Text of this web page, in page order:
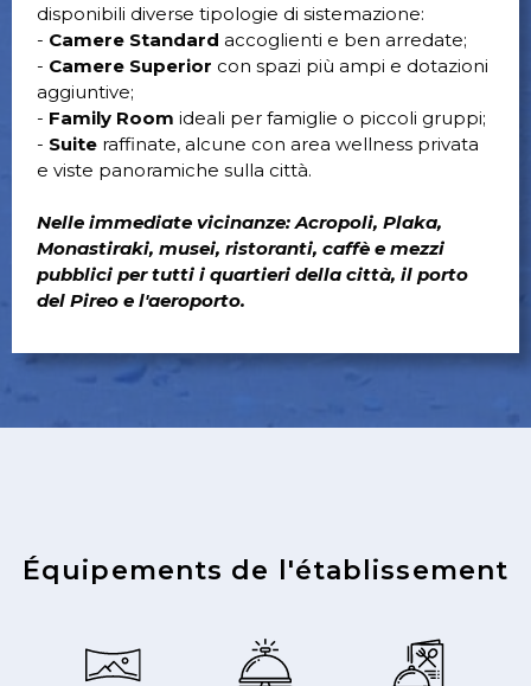
disponibili diverse tipologie di sistemazione:
- Camere Standard accoglienti e ben arredate;
- Camere Superior con spazi più ampi e dotazioni
aggiuntive;
- Family Room ideali per famiglie o piccoli gruppi;
- Suite raffinate, alcune con area wellness privata
e viste panoramiche sulla città.
Nelle immediate vicinanze: Acropoli, Plaka,
Monastiraki, musei, ristoranti, caffè e mezzi
pubblici per tutti i quartieri della città, il porto
del Pireo e l'aeroporto.
Équipements de l'établissement